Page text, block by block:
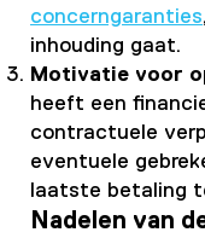
concerngaranties
inhouding gaat.
Motivatie voor
heeft een
contractuele
eventuele
laatste betaling
Nadelen van